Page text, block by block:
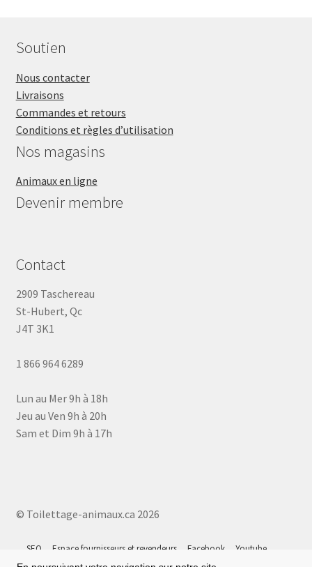
Soutien
Nous contacter
Livraisons
Commandes et retours
Conditions et règles d’utilisation
Nos magasins
Animaux en ligne
Devenir membre
Contact
2909 Taschereau
St-Hubert, Qc
J4T 3K1
1 866 964 6289
Lun au Mer 9h à 18h
Jeu au Ven 9h à 20h
Sam et Dim 9h à 17h
© Toilettage-animaux.ca 2026
SEO Espace fournisseurs et revendeurs Facebook
Youtube